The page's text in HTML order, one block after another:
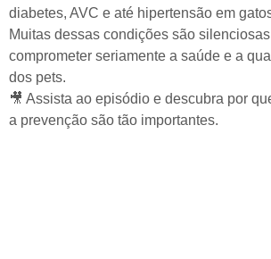
diabetes, AVC e até hipertensão em
Muitas dessas condições são
comprometer seriamente a saúde e a
dos pets.
🎥 Assista ao episódio e descubra por
a prevenção são tão importantes.